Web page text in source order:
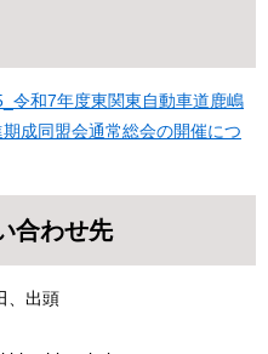
令和7年度東関東自動車道鹿嶋
成同盟会通常総会の開催につ
合わせ先
、出頭